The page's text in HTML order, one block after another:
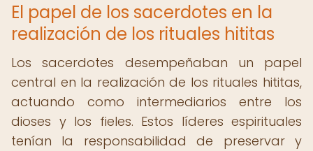
El papel de los sacerdotes en la
realización de los rituales hititas
Los sacerdotes desempeñaban un papel
central en la realización de los rituales hititas,
actuando como intermediarios entre los
dioses y los fieles. Estos líderes espirituales
tenían la responsabilidad de preservar y